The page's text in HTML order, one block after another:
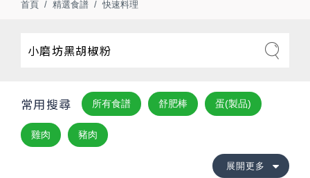
首頁 精選食譜 快速料理
常用搜尋 所有食譜 舒肥棒 蛋(製品)
雞肉 豬肉
展開更多